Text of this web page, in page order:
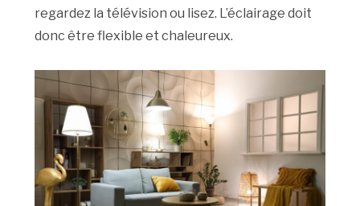
regardez la télévision ou lisez. L’éclairage doit
donc être flexible et chaleureux.